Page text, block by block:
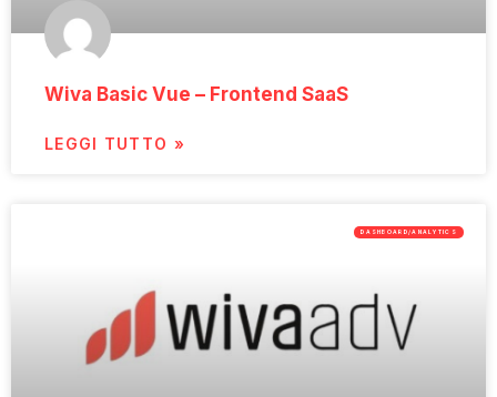
Wiva Basic Vue – Frontend SaaS
LEGGI TUTTO »
DASHBOARD/ANALYTICS